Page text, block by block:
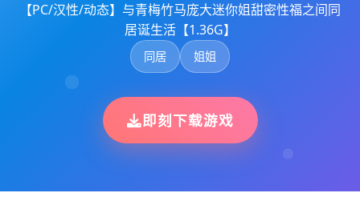
【PC/汉性/动态】与青梅竹马庞大迷你姐甜密性福之间同
居诞生活【1.36G】
同居 姐姐
即刻下载游戏